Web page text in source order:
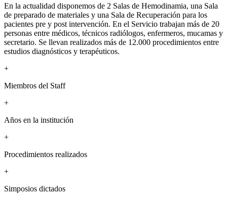
En la actualidad disponemos de 2 Salas de Hemodinamia, una Sala
de preparado de materiales y una Sala de Recuperación para los
pacientes pre y post intervención. En el Servicio trabajan más de 20
personas entre médicos, técnicos radiólogos, enfermeros, mucamas y
secretario. Se llevan realizados más de 12.000 procedimientos entre
estudios diagnósticos y terapéuticos.
+
Miembros del Staff
+
Años en la institución
+
Procedimientos realizados
+
Simposios dictados